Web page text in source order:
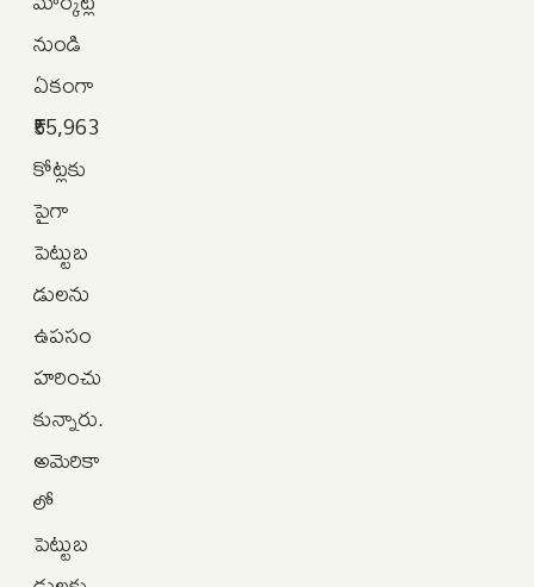
నుండి
ఏకంగా
₹55,963
కోట్లకు
పైగా
పెట్టుబ
డులను
ఉపసం
హరించు
కున్నారు.
అమెరికా
లో
పెట్టుబ